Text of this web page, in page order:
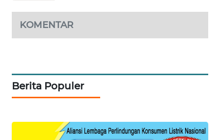
KOMENTAR
Berita Populer
FORJASIDA
NEWS